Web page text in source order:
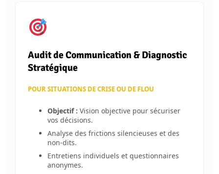
Audit de Communication & Diagnostic
Stratégique
POUR SITUATIONS DE CRISE OU DE FLOU
Objectif : Vision objective pour sécuriser
vos décisions.
Analyse des frictions silencieuses et des
non-dits.
Entretiens individuels et questionnaires
anonymes.